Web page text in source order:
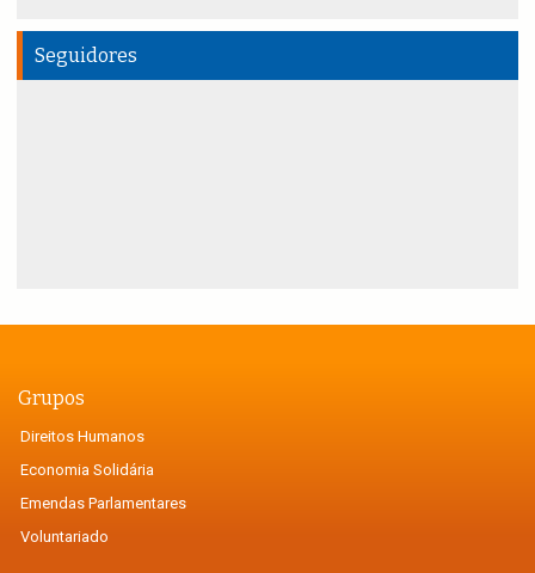
Seguidores
Grupos
Direitos Humanos
Economia Solidária
Emendas Parlamentares
Voluntariado